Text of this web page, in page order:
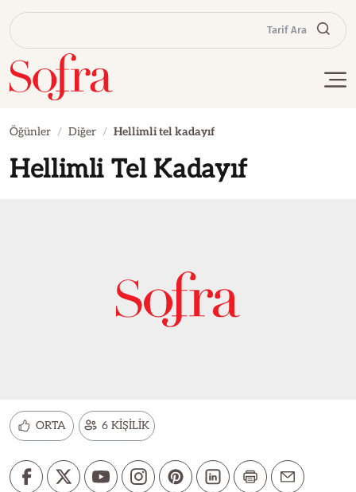
Tarif Ara
Öğünler Diğer Hellimli tel kadayıf
Hellimli Tel Kadayıf
ORTA 6 KİŞİLİK